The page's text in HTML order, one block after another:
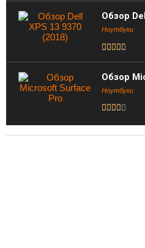
Обзор
Ноутбуки
Обзор
Ноутбуки